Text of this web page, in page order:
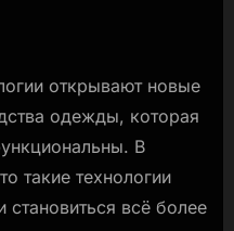
открывают новые
одежды, которая
В
такие технологии
становиться всё более